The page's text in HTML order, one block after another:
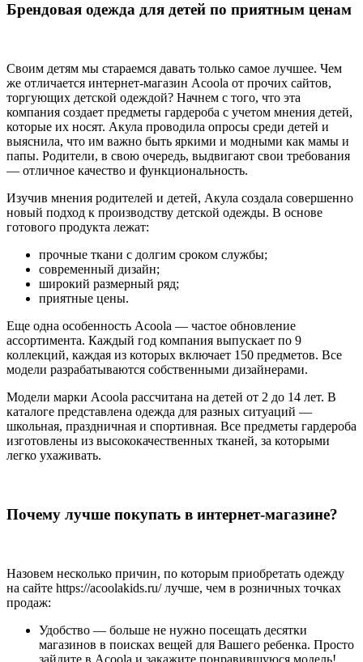
Брендовая одежда для детей по приятным ценам
Своим детям мы стараемся давать только самое лучшее. Чем
же отличается интернет-магазин Acoola от прочих сайтов,
торгующих детской одеждой? Начнем с того, что эта
компания создает предметы гардероба с учетом мнения детей,
которые их носят. Акула проводила опросы среди детей и
выяснила, что им важно быть яркими и модными как мамы и
папы. Родители, в свою очередь, выдвигают свои требования
— отличное качество и функциональность.
Изучив мнения родителей и детей, Акула создала совершенно
новый подход к производству детской одежды. В основе
готового продукта лежат:
прочные ткани с долгим сроком службы;
современный дизайн;
широкий размерный ряд;
приятные цены.
Еще одна особенность Acoola — частое обновление
ассортимента. Каждый год компания выпускает по 9
коллекций, каждая из которых включает 150 предметов. Все
модели разрабатываются собственными дизайнерами.
Модели марки Acoola рассчитана на детей от 2 до 14 лет. В
каталоге представлена одежда для разных ситуаций —
школьная, праздничная и спортивная. Все предметы гардероба
изготовлены из высококачественных тканей, за которыми
легко ухаживать.
Почему лучше покупать в интернет-магазине?
Назовем несколько причин, по которым приобретать одежду
на сайте https://acoolakids.ru/ лучше, чем в розничных точках
продаж:
Удобство — больше не нужно посещать десятки
магазинов в поисках вещей для Вашего ребенка. Просто
зайдите в Acoola и закажите понравившуюся модель!